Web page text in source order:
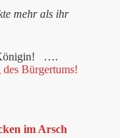
mehr als ihr
Königin! ….
Bürgertums!
im Arsch